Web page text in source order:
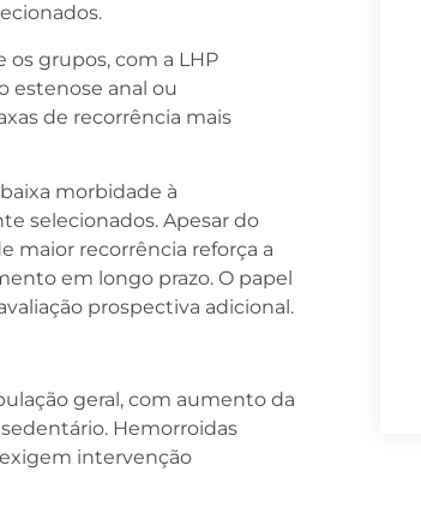
os grupos, com a LHP
estenose anal ou
de recorrência mais
morbidade à
selecionados. Apesar do
maior recorrência reforça a
em longo prazo. O papel
prospectiva adicional.
geral, com aumento da
Hemorroidas
intervenção